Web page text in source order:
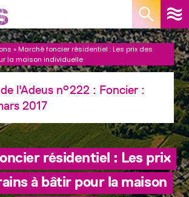
»Marché foncier résidentiel : Les prix des
la maison individuelle
l'Adeus n°222 : Foncier :
2017
résidentiel : Les prix
à bâtir pour la maison
des cookies